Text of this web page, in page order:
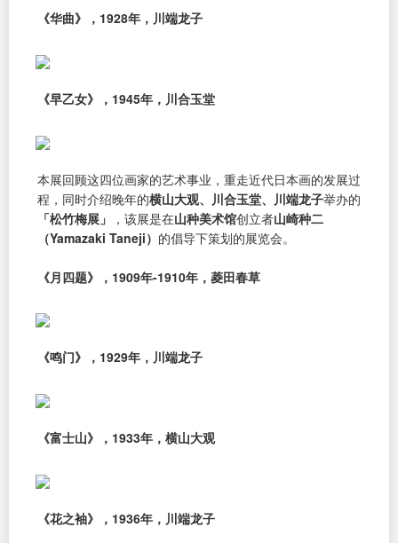
《华曲》，1928年，川端龙子
《早乙女》，1945年，川合玉堂
本展回顾这四位画家的艺术事业，重走近代日本画的发展过
程，同时介绍晚年的横山大观、川合玉堂、川端龙子举办的
「松竹梅展」
，该展是在山种美术馆创立者山崎种二
（Yamazaki Taneji） 的倡导下策划的展览会。
《月四题》，1909年-1910年，菱田春草
《鸣门》，1929年，川端龙子
《富士山》，1933年，横山大观
《花之袖》，1936年，川端龙子